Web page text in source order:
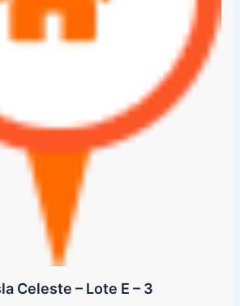
Celeste – Lote E – 3